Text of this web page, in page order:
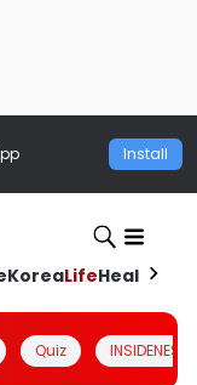
Install
KoreaLifeHealth
Quiz INSIDENESIA